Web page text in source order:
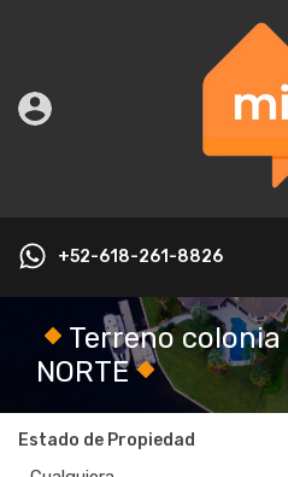
+52-618-261-8826
Terreno colonia
NORTE
Estado de Propiedad